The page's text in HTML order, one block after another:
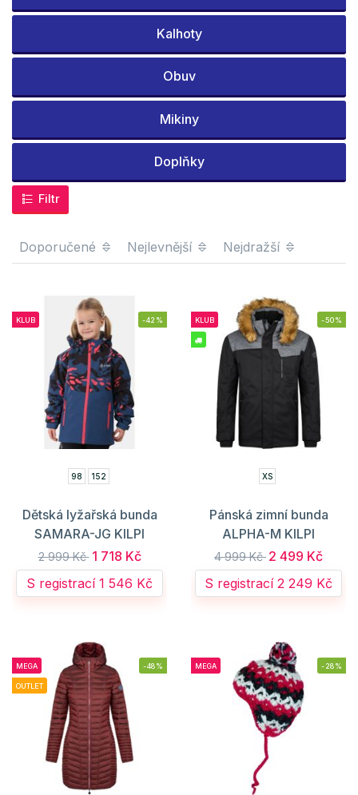
Kalhoty
Obuv
Mikiny
Doplňky
Filtr
Doporučené Nejlevnější Nejdražší
KLUB -42%
98 152
Dětská lyžařská bunda
SAMARA-JG KILPI
2 999 Kč 1 718 Kč
S registrací 1 546 Kč
KLUB -50%
XS
Pánská zimní bunda
ALPHA-M KILPI
4 999 Kč 2 499 Kč
S registrací 2 249 Kč
MEGA
OUTLET
-48% MEGA -28%